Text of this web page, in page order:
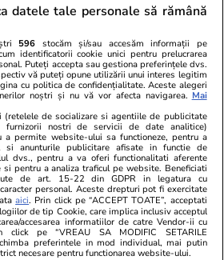
2026. Vărsătorii au nevoie
mai relaxate în
de câștiguri, venituri și
04 aug.
un pârâu la Corabia, cu apă
și bărci înțepenite în nisip:
cu natura”
04 aug.
datele tale personale să rămână
596 stocăm și/sau accesăm informații pe
identificatorii cookie unici pentru prelucrarea
Puteți accepta sau gestiona preferințele dvs.
vă puteți opune utilizării unui interes legitim
cu politica de confidențialitate. Aceste alegeri
noștri și nu vă vor afecta navigarea. Mai
(retelele de socializare si agentiile de publicitate
furnizorii nostri de servicii de date analitice)
a permite website-ului sa functioneze, pentru a
si anunturile publicitare afisate in functie de
dvs., pentru a va oferi functionalitati aferente
si pentru a analiza traficul pe website. Beneficiati
de art. 15-22 din GDPR in legatura cu
personal. Aceste drepturi pot fi exercitate
aici. Prin click pe “ACCEPT TOATE”, acceptati
de tip Cookie, care implica inclusiv acceptul
accesarea informatiilor de catre Vendor-ii cu
click pe “VREAU SA MODIFIC SETARILE
preferintele in mod individual, mai putin
necesare pentru functionarea website-ului.